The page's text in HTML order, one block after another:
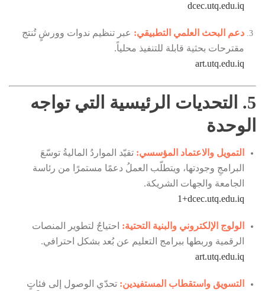
dcec.utq.edu.iq
دعم البحث العلمي التطبيقي: عبر تنظيم ندوات وورشٍ تُنتج
مقترحات بحثية قابلة للتنفيذ محلياً.
art.utq.edu.iq
5. التحديات الرئيسية التي تواجه
الوحدة
التمويل والاعتماد المؤسسي: تقيّد المواردُ الماليةُ توسّعَ
البرامجِ وجودتها، ويتطلّب العملُ دعمًا مستمرًا من رئاسة
الجامعة والجهات الشريكة.
dcec.utq.edu.iq
+1
الولوج الإلكتروني والبنية التحتية: احتياجٌ لتطوير المنصات
الرقمية وربطها ببرامج التعليم عن بُعد بشكل احترافي.
art.utq.edu.iq
التسويق واستقطاب المستفيدين: تحدّي الوصول إلى فئاتٍ